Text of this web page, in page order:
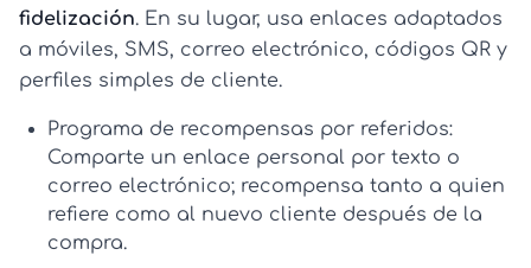
fidelización. En su lugar, usa enlaces adaptados
a móviles, SMS, correo electrónico, códigos QR y
perfiles simples de cliente.
Programa de recompensas por referidos:
Comparte un enlace personal por texto o
correo electrónico; recompensa tanto a quien
refiere como al nuevo cliente después de la
compra.